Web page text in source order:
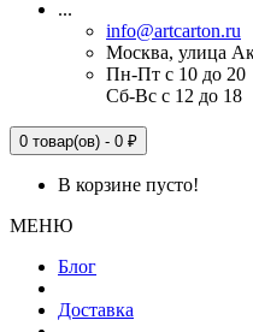
...
info@artcarton.ru
Москва, улица
Пн-Пт с 10 до 20
Сб-Вс с 12 до 18
0 товар(ов) - 0 ₽
В корзине пусто!
МЕНЮ
Блог
Доставка